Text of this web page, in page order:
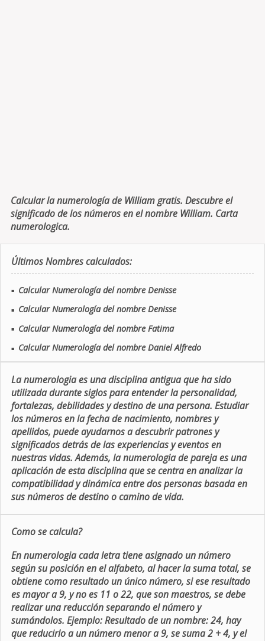
Calcular la numerología de William gratis. Descubre el
significado de los números en el nombre William. Carta
numerologica.
Últimos Nombres calculados:
■ Calcular Numerología del nombre Denisse
■ Calcular Numerología del nombre Denisse
■ Calcular Numerología del nombre Fatima
■ Calcular Numerología del nombre Daniel Alfredo
La numerologia es una disciplina antigua que ha sido
utilizada durante siglos para entender la personalidad,
fortalezas, debilidades y destino de una persona. Estudiar
los números en la fecha de nacimiento, nombres y
apellidos, puede ayudarnos a descubrir patrones y
significados detrás de las experiencias y eventos en
nuestras vidas. Además, la numerologia de pareja es una
aplicación de esta disciplina que se centra en analizar la
compatibilidad y dinámica entre dos personas basada en
sus números de destino o camino de vida.
Como se calcula?
En numerologia cada letra tiene asignado un número
según su posición en el alfabeto, al hacer la suma total, se
obtiene como resultado un único número, si ese resultado
es mayor a 9, y no es 11 o 22, que son maestros, se debe
realizar una reducción separando el número y
sumándolos. Ejemplo: Resultado de un nombre: 24, hay
que reducirlo a un número menor a 9, se suma 2 + 4, y el